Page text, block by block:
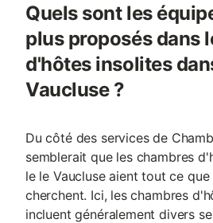
Quels sont les
plus proposés dans
d'hôtes insolites
Vaucluse ?
Du côté des services de
semblerait que les chambres
le le Vaucluse aient tout ce
cherchent. Ici, les chambres
incluent généralement divers